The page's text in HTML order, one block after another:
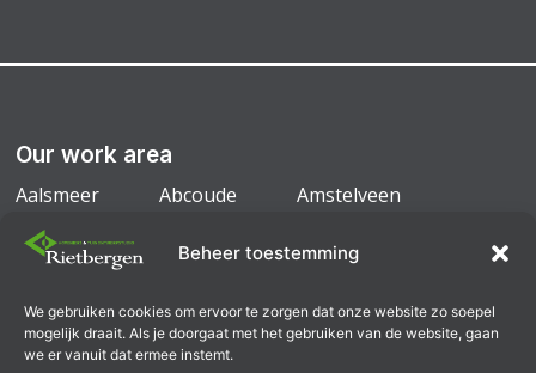
Beheer toestemming
We gebruiken cookies om ervoor te zorgen dat onze website zo soepel
mogelijk draait. Als je doorgaat met het gebruiken van de website, gaan
we er vanuit dat ermee instemt.
Our work area
Aalsmeer Abcoude
Amstelveen
Amsterdam
Badhoevedorp
Ouderkerk a/d Amstel
Uithoorn